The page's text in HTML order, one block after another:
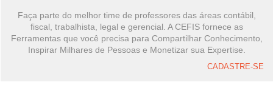
Faça parte do melhor time de professores das áreas contábil,
fiscal, trabalhista, legal e gerencial. A CEFIS fornece as
Ferramentas que você precisa para Compartilhar Conhecimento,
Inspirar Milhares de Pessoas e Monetizar sua Expertise.
CADASTRE-SE